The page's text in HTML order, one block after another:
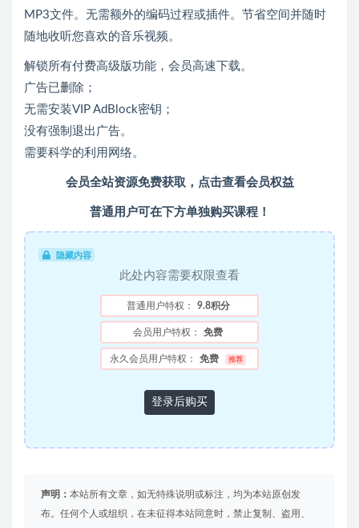
MP3文件。无需额外的编码过程或插件。节省空间并随时
随地收听您喜欢的音乐视频。
解锁所有付费高级版功能，会员高速下载。
广告已删除；
无需安装VIP AdBlock密钥；
没有强制退出广告。
需要科学的利用网络。
会员全站资源免费获取，点击查看会员权益
普通用户可在下方单独购买课程！
隐藏内容
此处内容需要权限查看
普通用户特权： 9.8积分
会员用户特权： 免费
永久会员用户特权： 免费 推荐
登录后购买
声明： 本站所有文章，如无特殊说明或标注，均为本站原创发
布。任何个人或组织，在未征得本站同意时，禁止复制、盗用、